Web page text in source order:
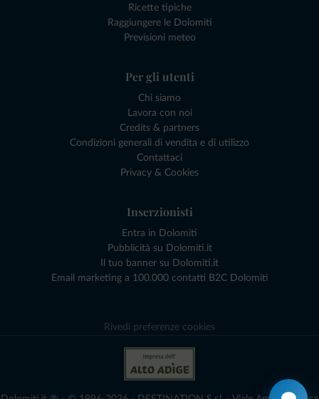
Ricette tipiche
Raggiungere le Dolomiti
Previsioni meteo
Per gli utenti
Chi siamo
Lavora con noi
Credits & partners
Condizioni generali di vendita e di utilizzo
Contattaci
Privacy & Cookies
Inserzionisti
Entra in Dolomiti
Pubblicità su Dolomiti.it
Il tuo banner su Dolomiti.it
Email marketing a 100.000 contatti B2C Dolomiti
Rivedi preferenze cookies